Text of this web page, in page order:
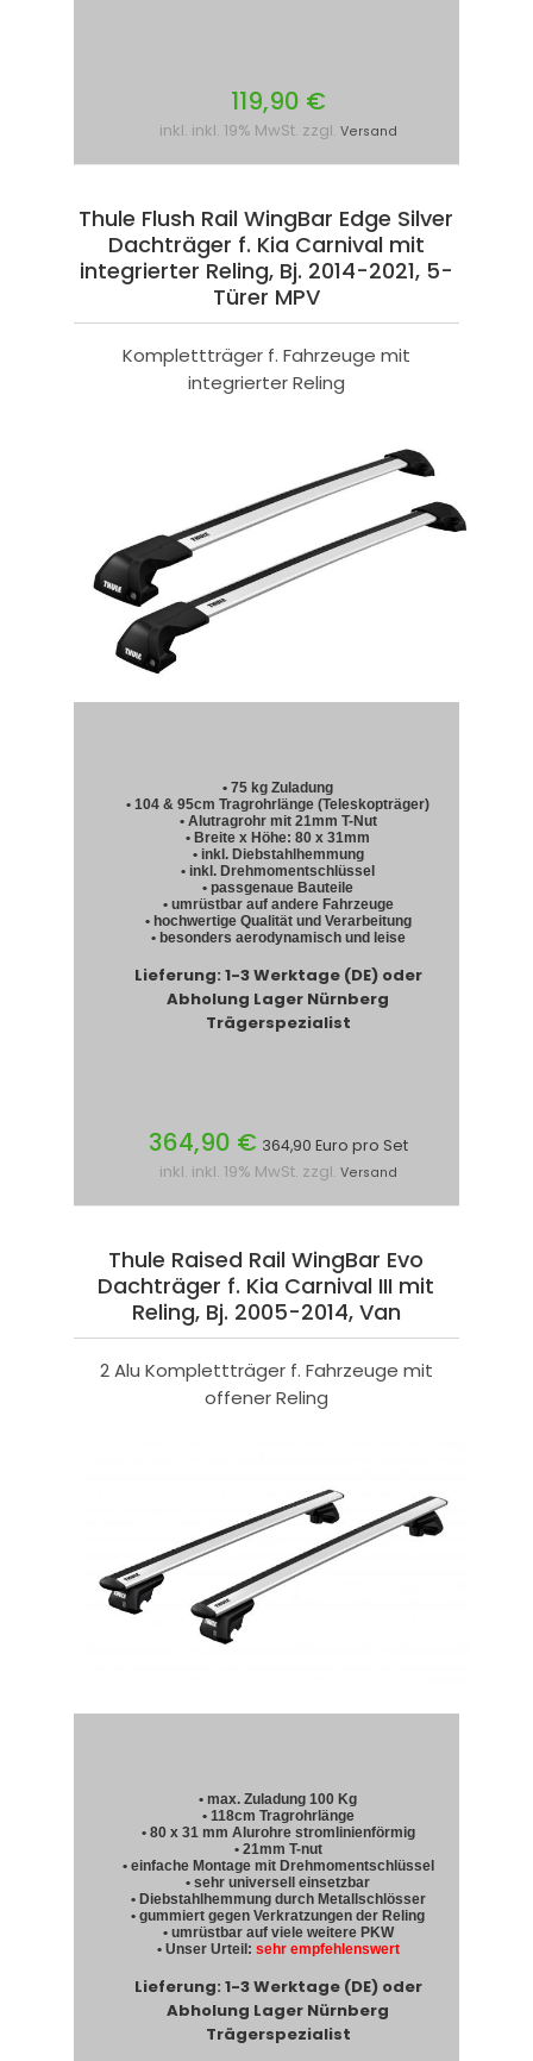
119,90 €
inkl. inkl. 19% MwSt. zzgl. Versand
Thule Flush Rail WingBar Edge Silver
Dachträger f. Kia Carnival mit
integrierter Reling, Bj. 2014-2021, 5-
Türer MPV
Komplettträger f. Fahrzeuge mit
integrierter Reling
• 75 kg Zuladung
• 104 & 95cm Tragrohrlänge (Teleskopträger)
• Alutragrohr mit 21mm T-Nut
• Breite x Höhe: 80 x 31mm
• inkl. Diebstahlhemmung
• inkl. Drehmomentschlüssel
• passgenaue Bauteile
• umrüstbar auf andere Fahrzeuge
• hochwertige Qualität und Verarbeitung
• besonders aerodynamisch und leise
Lieferung: 1-3 Werktage (DE) oder
Abholung Lager Nürnberg
Trägerspezialist
364,90 € 364,90 Euro pro Set
inkl. inkl. 19% MwSt. zzgl. Versand
Thule Raised Rail WingBar Evo
Dachträger f. Kia Carnival III mit
Reling, Bj. 2005-2014, Van
2 Alu Komplettträger f. Fahrzeuge mit
offener Reling
• max. Zuladung 100 Kg
• 118cm Tragrohrlänge
• 80 x 31 mm Alurohre stromlinienförmig
• 21mm T-nut
• einfache Montage mit Drehmomentschlüssel
• sehr universell einsetzbar
• Diebstahlhemmung durch Metallschlösser
• gummiert gegen Verkratzungen der Reling
• umrüstbar auf viele weitere PKW
• Unser Urteil: sehr empfehlenswert
Lieferung: 1-3 Werktage (DE) oder
Abholung Lager Nürnberg
Trägerspezialist